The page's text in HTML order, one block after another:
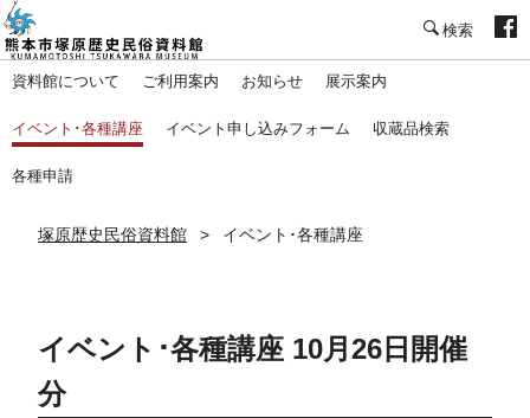
資料館について ご利用案内 お知らせ 展示案内
イベント･各種講座 イベント申し込みフォーム 収蔵品検索
各種申請
塚原歴史民俗資料館 イベント･各種講座
イベント･各種講座 10月26日開催
分